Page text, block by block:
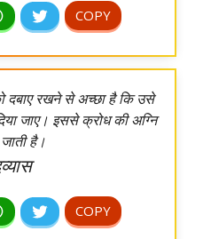
दबाए रखने से अच्छा है कि उसे
जाए। इससे क्रोध की अग्नि
है।